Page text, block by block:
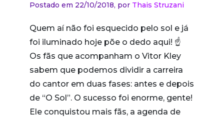
Postado em 22/10/2018, por Thais Struzani
Quem aí não foi esquecido pelo sol e já
foi iluminado hoje põe o dedo aqui! ☝
Os fãs que acompanham o Vitor Kley
sabem que podemos dividir a carreira
do cantor em duas fases: antes e depois
de “O Sol”. O sucesso foi enorme, gente!
Ele conquistou mais fãs, a agenda de